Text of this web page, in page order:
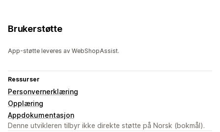
Brukerstøtte
App-støtte leveres av WebShopAssist.
Ressurser
Personvernerklæring
Opplæring
Appdokumentasjon
Denne utvikleren tilbyr ikke direkte støtte på Norsk (bokmål).